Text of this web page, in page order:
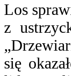
Los
z
się